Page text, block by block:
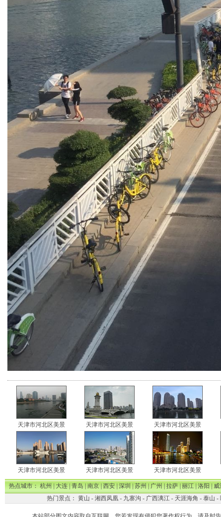
天津市河北区美景 天津市河北区美景 天津市河北区美景
天津市河北区美景 天津市河北区美景 天津市河北区美景
热点城市：杭州|大连|青岛|南京|西安|深圳|苏州|广州|拉萨|丽江|洛阳|威
热门景点： 黄山 - 湘西凤凰- 九寨沟 - 广西漓江- 天涯海角 - 泰山 -